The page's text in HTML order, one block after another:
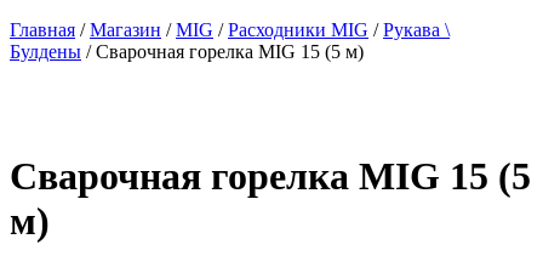
Главная /Магазин /MIG /Расходники MIG /Рукава \
Булдены / Сварочная горелка MIG 15 (5 м)
Сварочная горелка MIG 15 (5
м)